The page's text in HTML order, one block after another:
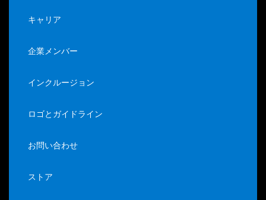
キャリア
企業メンバー
インクルージョン
ロゴとガイドライン
お問い合わせ
ストア